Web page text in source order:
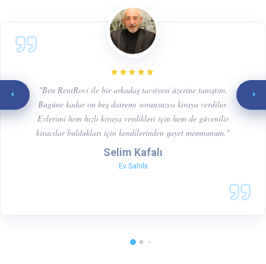
"Ben RentRovi ile bir arkadaş tavsiyesi üzerine tanıştım.
Bugüne kadar on beş dairemi sorunsuzca kiraya verdiler.
Evlerimi hem hızlı kiraya verdikleri için hem de güvenilir
kiracılar buldukları için kendilerinden gayet memnunum."
Selim Kafalı
Ev Sahibi